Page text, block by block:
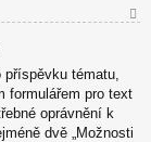
u
tématu,
formulářem pro text
oprávnění k
dvě „Možnosti